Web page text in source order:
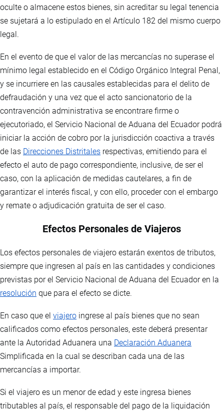
oculte o almacene estos bienes, sin acreditar su legal tenencia
se sujetará a lo estipulado en el Artículo 182 del mismo cuerpo
legal.
En el evento de que el valor de las mercancías no superase el
mínimo legal establecido en el Código Orgánico Integral Penal,
y se incurriere en las causales establecidas para el delito de
defraudación y una vez que el acto sancionatorio de la
contravención administrativa se encontrare firme o
ejecutoriado, el Servicio Nacional de Aduana del Ecuador podrá
iniciar la acción de cobro por la jurisdicción coactiva a través
de las Direcciones Distritales respectivas, emitiendo para el
efecto el auto de pago correspondiente, inclusive, de ser el
caso, con la aplicación de medidas cautelares, a fin de
garantizar el interés fiscal, y con ello, proceder con el embargo
y remate o adjudicación gratuita de ser el caso.
Efectos Personales de Viajeros
Los efectos personales de viajero estarán exentos de tributos,
siempre que ingresen al país en las cantidades y condiciones
previstas por el Servicio Nacional de Aduana del Ecuador en la
resolución que para el efecto se dicte.
En caso que el viajero ingrese al país bienes que no sean
calificados como efectos personales, este deberá presentar
ante la Autoridad Aduanera una Declaración Aduanera
Simplificada en la cual se describan cada una de las
mercancías a importar.
Si el viajero es un menor de edad y este ingresa bienes
tributables al país, el responsable del pago de la liquidación